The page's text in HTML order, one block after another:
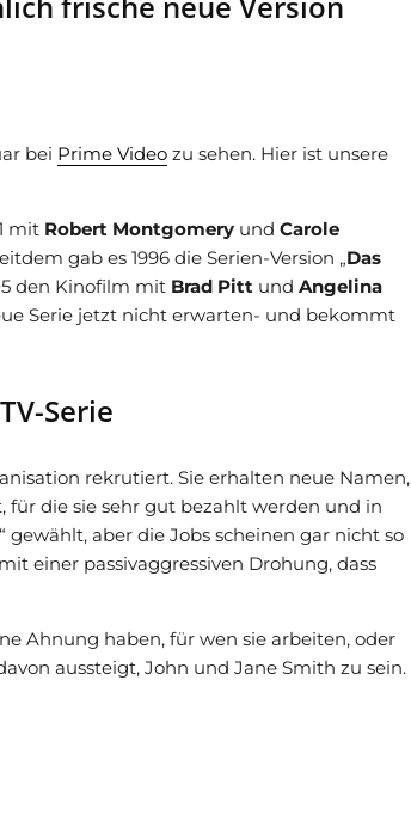
bei Prime Video zu sehen. Hier ist unsere
mit Robert Montgomery und Carole
gab es 1996 die Serien-Version „Das
den Kinofilm mit Brad Pitt und Angelina
Serie jetzt nicht erwarten- und bekommt
Serie
rekrutiert. Sie erhalten neue Namen,
die sie sehr gut bezahlt werden und in
aber die Jobs scheinen gar nicht so
einer passivaggressiven Drohung, dass
Ahnung haben, für wen sie arbeiten, oder
aussteigt, John und Jane Smith zu sein.